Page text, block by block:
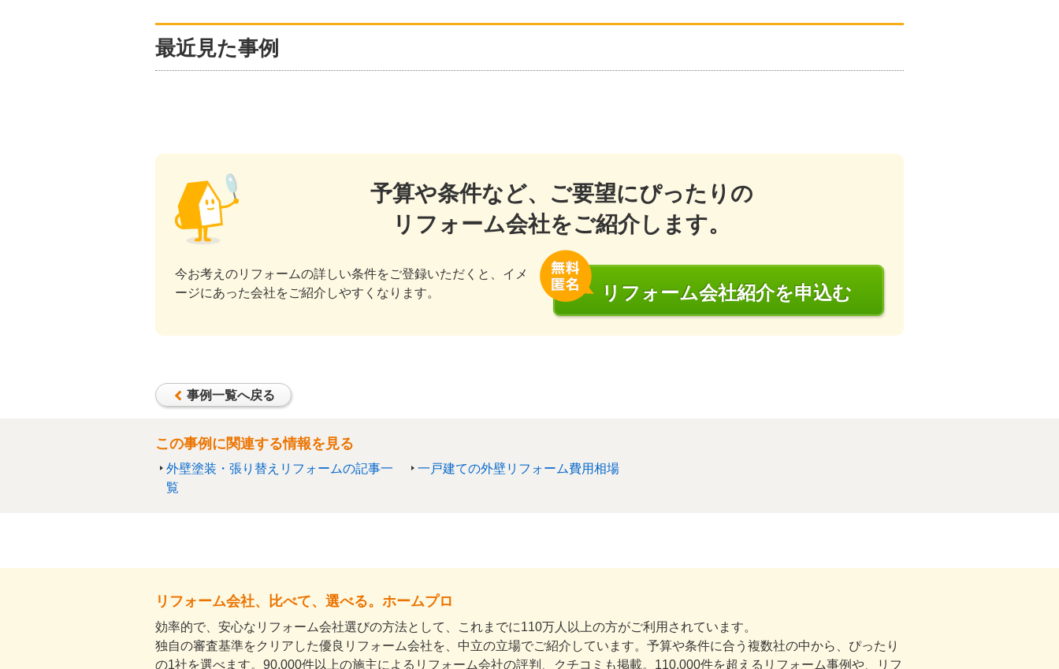
最近見た事例
予算や条件など、ご要望にぴったりの
リフォーム会社をご紹介します。
今お考えのリフォームの詳しい条件をご登録いただくと、イメ
ージにあった会社をご紹介しやすくなります。
リフォーム会社紹介を申込む
事例一覧へ戻る
この事例に関連する情報を見る
外壁塗装・張り替えリフォームの記事一
覧
一戸建ての外壁リフォーム費用相場
リフォーム会社、比べて、選べる。ホームプロ
効率的で、安心なリフォーム会社選びの方法として、これまでに110万人以上の方がご利用されています。
独自の審査基準をクリアした優良リフォーム会社を、中立の立場でご紹介しています。予算や条件に合う複数社の中から、ぴったり
の1社を選べます。90,000件以上の施主によるリフォーム会社の評判、クチコミも掲載。110,000件を超えるリフォーム事例や、リフ